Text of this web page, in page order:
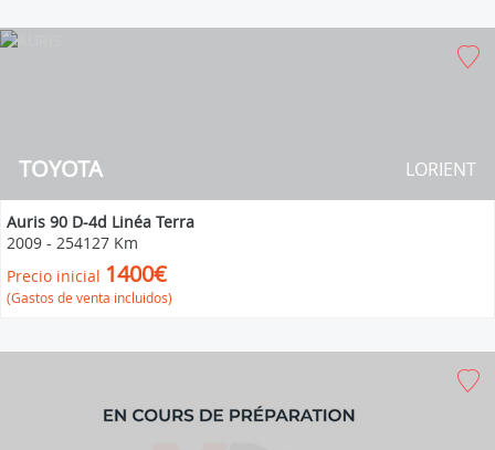
TOYOTA LORIENT
Auris 90 D-4d Linéa Terra
2009 - 254127 Km
Precio inicial 1400€
(Gastos de venta incluidos)